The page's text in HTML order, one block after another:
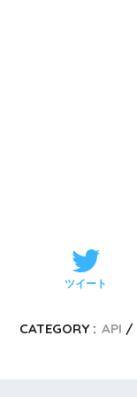
ツイート
CATEGORY : API